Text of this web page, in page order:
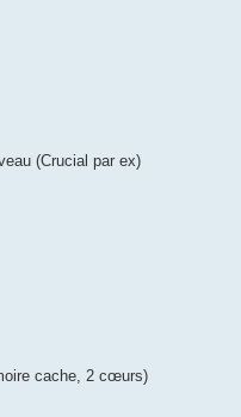
(Crucial par ex)
cache, 2 cœurs)